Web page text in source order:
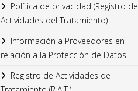
Política de privacidad (Registro de
Actividades del Tratamiento)
Información a Proveedores en
relación a la Protección de Datos
Registro de Actividades de